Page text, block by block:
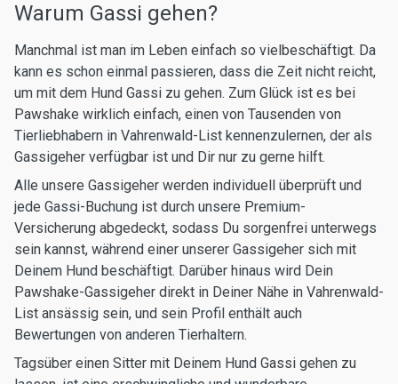
Warum Gassi gehen?
Manchmal ist man im Leben einfach so vielbeschäftigt. Da
kann es schon einmal passieren, dass die Zeit nicht reicht,
um mit dem Hund Gassi zu gehen. Zum Glück ist es bei
Pawshake wirklich einfach, einen von Tausenden von
Tierliebhabern in Vahrenwald-List kennenzulernen, der als
Gassigeher verfügbar ist und Dir nur zu gerne hilft.
Alle unsere Gassigeher werden individuell überprüft und
jede Gassi-Buchung ist durch unsere Premium-
Versicherung abgedeckt, sodass Du sorgenfrei unterwegs
sein kannst, während einer unserer Gassigeher sich mit
Deinem Hund beschäftigt. Darüber hinaus wird Dein
Pawshake-Gassigeher direkt in Deiner Nähe in Vahrenwald-
List ansässig sein, und sein Profil enthält auch
Bewertungen von anderen Tierhaltern.
Tagsüber einen Sitter mit Deinem Hund Gassi gehen zu